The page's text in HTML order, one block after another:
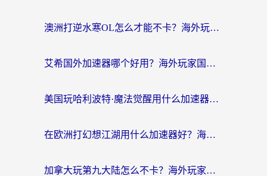
澳洲打逆水寒OL怎么才能不卡？海外玩家国服游戏加速终极指南（附梦幻模拟战地铁跑酷解决办法）
艾希国外加速器哪个好用？海外玩家国服游戏畅玩终极指南（附欧洲玩鸣潮街头篮球实测）
美国玩哈利波特·魔法觉醒用什么加速器？告别延迟的终极指南（含免费QQ炫舞方案+印尼妄想山海秘籍）
在欧洲打幻想江湖用什么加速器好？海外玩家国服游戏畅玩指南
加拿大玩第九大陆怎么不卡？海外玩家国服游戏加速全攻略（附足球世界萤火突击实测）